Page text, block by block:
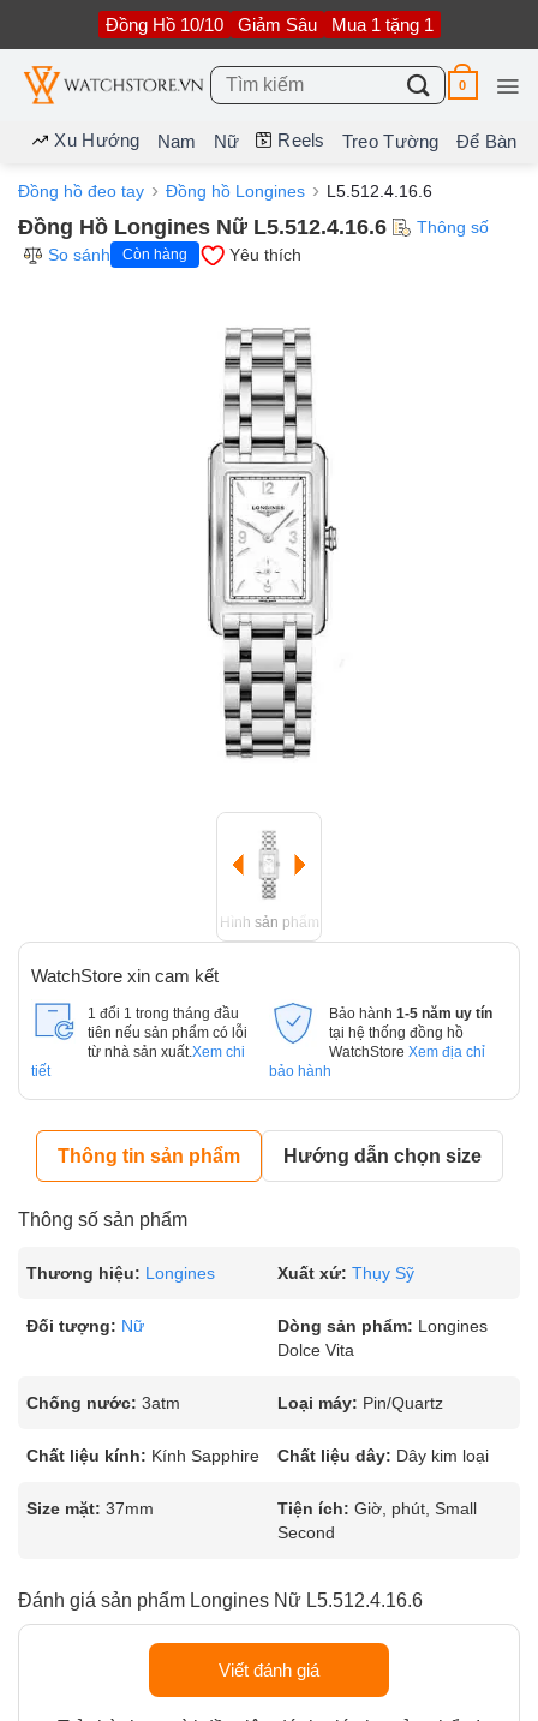
nội
dung
Đồng Hồ 10/10 Giảm Sâu Mua 1 tặng 1
Tìm
kiếm:
0
Xu Hướng Nam Nữ Reels Treo Tường Để Bàn
Đồng hồ đeo tay Đồng hồ Longines L5.512.4.16.6
Đồng Hồ Longines Nữ L5.512.4.16.6
Thông số
So sánh
Còn hàng Yêu thích
Hình sản phẩm
WatchStore xin cam kết
1 đổi 1 trong tháng đầu
tiên nếu sản phẩm có lỗi
từ nhà sản xuất. Xem chi
tiết
Bảo hành 1-5 năm uy tín
tại hệ thống đồng hồ
WatchStore Xem địa chỉ
bảo hành
Thông tin sản phẩm Hướng dẫn chọn size
Thông số sản phẩm
Thương hiệu: Longines Xuất xứ: Thụy Sỹ
Đối tượng: Nữ Dòng sản phẩm: Longines
Dolce Vita
Chống nước: 3atm Loại máy: Pin/Quartz
Chất liệu kính: Kính Sapphire Chất liệu dây: Dây kim loại
Size mặt: 37mm Tiện ích: Giờ, phút, Small
Second
Đánh giá sản phẩm Longines Nữ L5.512.4.16.6
Viết đánh giá